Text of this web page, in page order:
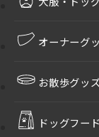
オーナーグ
お散歩グッ
ドッグフード